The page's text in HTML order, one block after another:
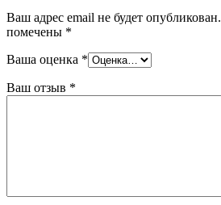
Ваш адрес email не будет опубликован.
помечены *
Ваша оценка *
Ваш отзыв *